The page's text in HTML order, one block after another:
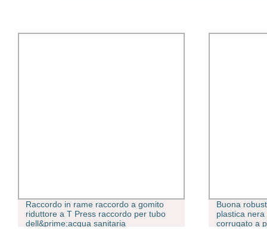
Raccordo in rame raccordo a gomito
riduttore a T Press raccordo per tubo
dell&prime;acqua sanitaria
Buona
plastica
corrugato a